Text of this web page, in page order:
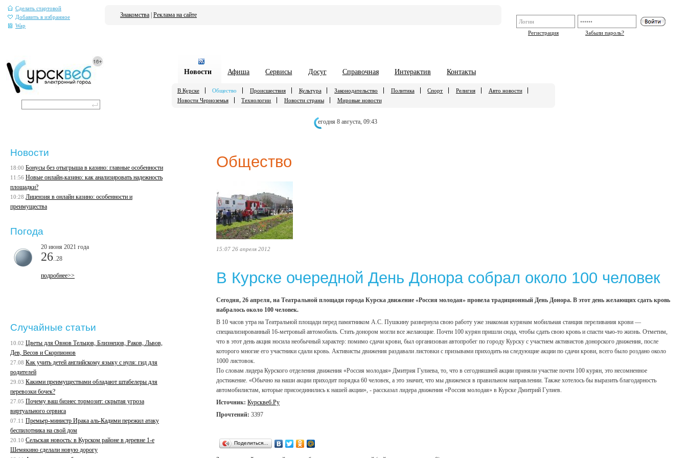
Сделать стартовой
Добавить в избранное
Wap
Регистрация
Забыли пароль?
Знакомства Реклама на сайте
Новости Афиша Сервисы Досуг Справочная Интерактив Контакты
В Курске Общество Происшествия Культура Законодательство Политика Спорт Религия
Авто новости
Новости Черноземья
Технологии Новости страны Мировые новости
егодня 8 августа, 09:43
Общество
15:07 26 апреля 2012
В Курске очередной День Донора собрал около 100 человек
Сегодня, 26 апреля, на Театральной площади города Курска движение «Россия молодая» провела традиционный День Донора. В этот день желающих сдать кровь
набралось около 100 человек.
В 10 часов утра на Театральной площади перед памятником А.С. Пушкину развернула свою работу уже знакомая курянам мобильная станция переливания крови —
специализированный 16-метровый автомобиль. Стать донором могли все желающие. Почти 100 курян пришли сюда, чтобы сдать свою кровь и спасти чью-то жизнь. Отметим,
что в этот день акция носила необычный характер: помимо сдачи крови, был организован автопробег по городу Курску с участием активистов донорского движения, после
которого многие его участники сдали кровь. Активисты движения раздавали листовки с призывами приходить на следующие акции по сдачи крови, всего было роздано около
1000 листовок.
По словам лидера Курского отделения движения «Россия молодая» Дмитрия Гулиева, то, что в сегодняшней акции приняли участие почти 100 курян, это несомненное
достижение. «Обычно на наши акции приходит порядка 60 человек, а это значит, что мы движемся в правильном направлении. Также хотелось бы выразить благодарность
автомобилистам, которые присоединились к нашей акции», - рассказал лидера движения «Россия молодая» в Курске Дмитрий Гулиев.
Источник: Курсквеб.Ру
Прочтений: 3397
Поделиться…
Новости
18:00 Бонусы без отыгрыша в казино: главные особенности
11:56 Новые онлайн-казино: как анализировать надежность
площадки?
10:28 Лицензия в онлайн казино: особенности и
преимущества
Погода
20 июня 2021 года
26 ..28
подробнее>>
Случайные статьи
10.02 Цветы для Овнов Тельцов, Близнецов, Раков, Львов,
Дев, Весов и Скорпионов
27.08 Как учить детей английскому языку с нуля: гид для
родителей
29.03 Какими преимуществами обладают штабелеры для
перевозки бочек?
27.05 Почему ваш бизнес тормозит: скрытая угроза
виртуального сервиса
07.11 Премьер-министр Ирака аль-Кадими пережил атаку
беспилотника на свой дом
20.10 Сельская новость: в Курском районе в деревне 1-е
Шемякино сделали новую дорогу